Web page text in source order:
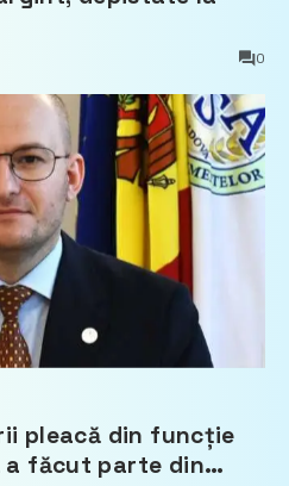
0
pleacă din funcție
a făcut parte din